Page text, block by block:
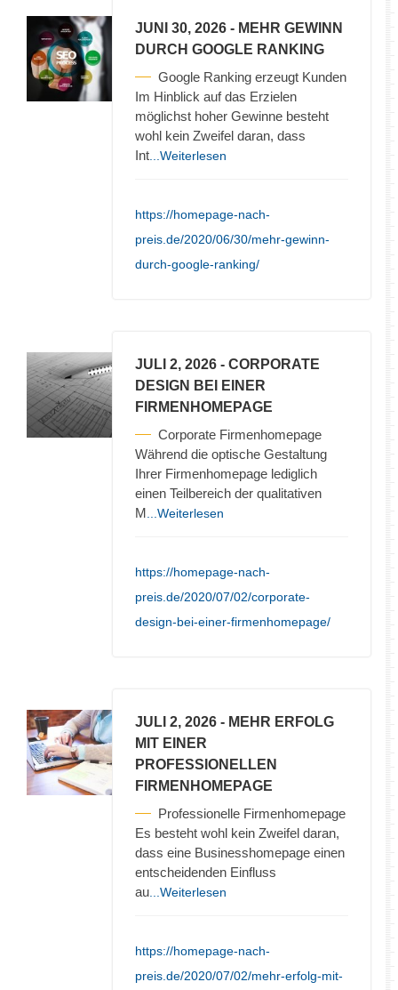
JUNI 30, 2026 - MEHR GEWINN
DURCH GOOGLE RANKING
Google Ranking erzeugt Kunden
Im Hinblick auf das Erzielen
möglichst hoher Gewinne besteht
wohl kein Zweifel daran, dass
Int ...Weiterlesen
https://homepage-nach-
preis.de/2020/06/30/mehr-gewinn-
durch-google-ranking/
JULI 2, 2026 - CORPORATE
DESIGN BEI EINER
FIRMENHOMEPAGE
Corporate Firmenhomepage
Während die optische Gestaltung
Ihrer Firmenhomepage lediglich
einen Teilbereich der qualitativen
M ...Weiterlesen
https://homepage-nach-
preis.de/2020/07/02/corporate-
design-bei-einer-firmenhomepage/
JULI 2, 2026 - MEHR ERFOLG
MIT EINER
PROFESSIONELLEN
FIRMENHOMEPAGE
Professionelle Firmenhomepage
Es besteht wohl kein Zweifel daran,
dass eine Businesshomepage einen
entscheidenden Einfluss
au ...Weiterlesen
https://homepage-nach-
preis.de/2020/07/02/mehr-erfolg-mit-